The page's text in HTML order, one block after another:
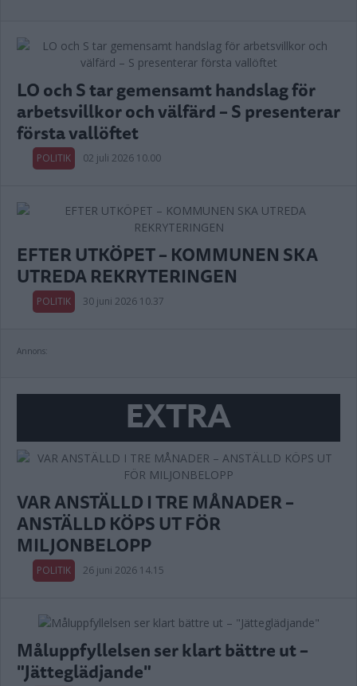
LO och S tar gemensamt handslag för
arbetsvillkor och välfärd – S presenterar
första vallöftet
POLITIK 02 juli 2026 10.00
EFTER UTKÖPET – KOMMUNEN SKA
UTREDA REKRYTERINGEN
POLITIK 30 juni 2026 10.37
Annons:
EXTRA
VAR ANSTÄLLD I TRE MÅNADER –
ANSTÄLLD KÖPS UT FÖR
MILJONBELOPP
POLITIK 26 juni 2026 14.15
Måluppfyllelsen ser klart bättre ut –
"Jätteglädjande"